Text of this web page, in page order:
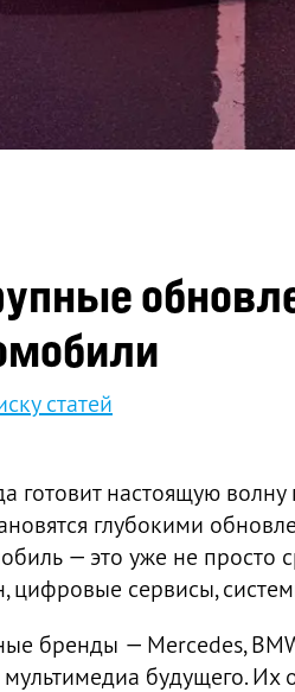
статей
настоящую
глубокими
— это уже не
цифровые сервисы,
бренды — Mercedes,
мультимедиа будущего.